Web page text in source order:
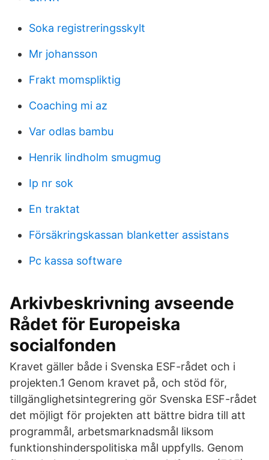
Soka registreringsskylt
Mr johansson
Frakt momspliktig
Coaching mi az
Var odlas bambu
Henrik lindholm smugmug
Ip nr sok
En traktat
Försäkringskassan blanketter assistans
Pc kassa software
Arkivbeskrivning avseende
Rådet för Europeiska
socialfonden
Kravet gäller både i Svenska ESF-rådet och i
projekten.1 Genom kravet på, och stöd för,
tillgänglighetsintegrering gör Svenska ESF-rådet
det möjligt för projekten att bättre bidra till att
programmål, arbetsmarknadsmål liksom
funktionshinderspolitiska mål uppfylls. Genom